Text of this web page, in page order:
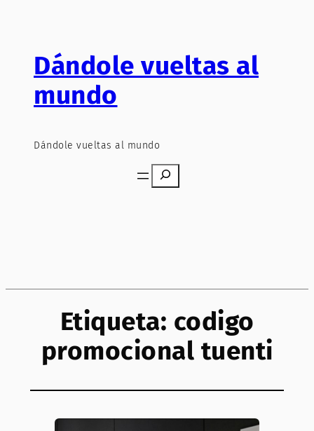
contenido
Dándole vueltas al
mundo
Dándole vueltas al mundo
Search
Etiqueta: codigo
promocional tuenti